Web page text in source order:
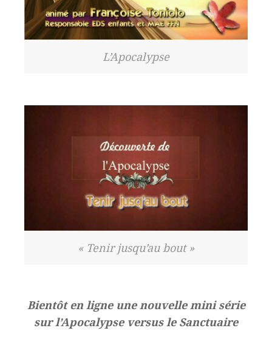
L’Apocalypse
« Tenir jusqu’au bout »
Bientôt en ligne une nouvelle mini série
sur l’Apocalypse versus le Sanctuaire